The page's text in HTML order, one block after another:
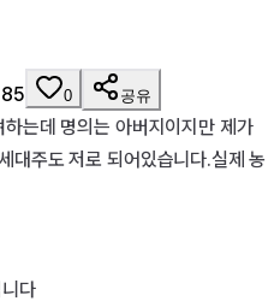
0 공유
는데 명의는 아버지이지만 제가
대주도 저로 되어있습니다.실제 농
다